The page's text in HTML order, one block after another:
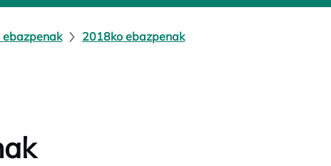
2018ko ebazpenak